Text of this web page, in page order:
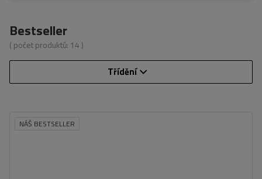
Bestseller
( počet produktů: 14 )
Třídění
NÁŠ BESTSELLER